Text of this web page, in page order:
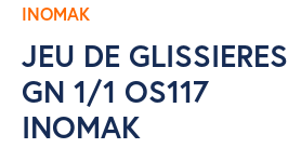
INOMAK
JEU DE GLISSIERES
GN 1/1 OS117
INOMAK